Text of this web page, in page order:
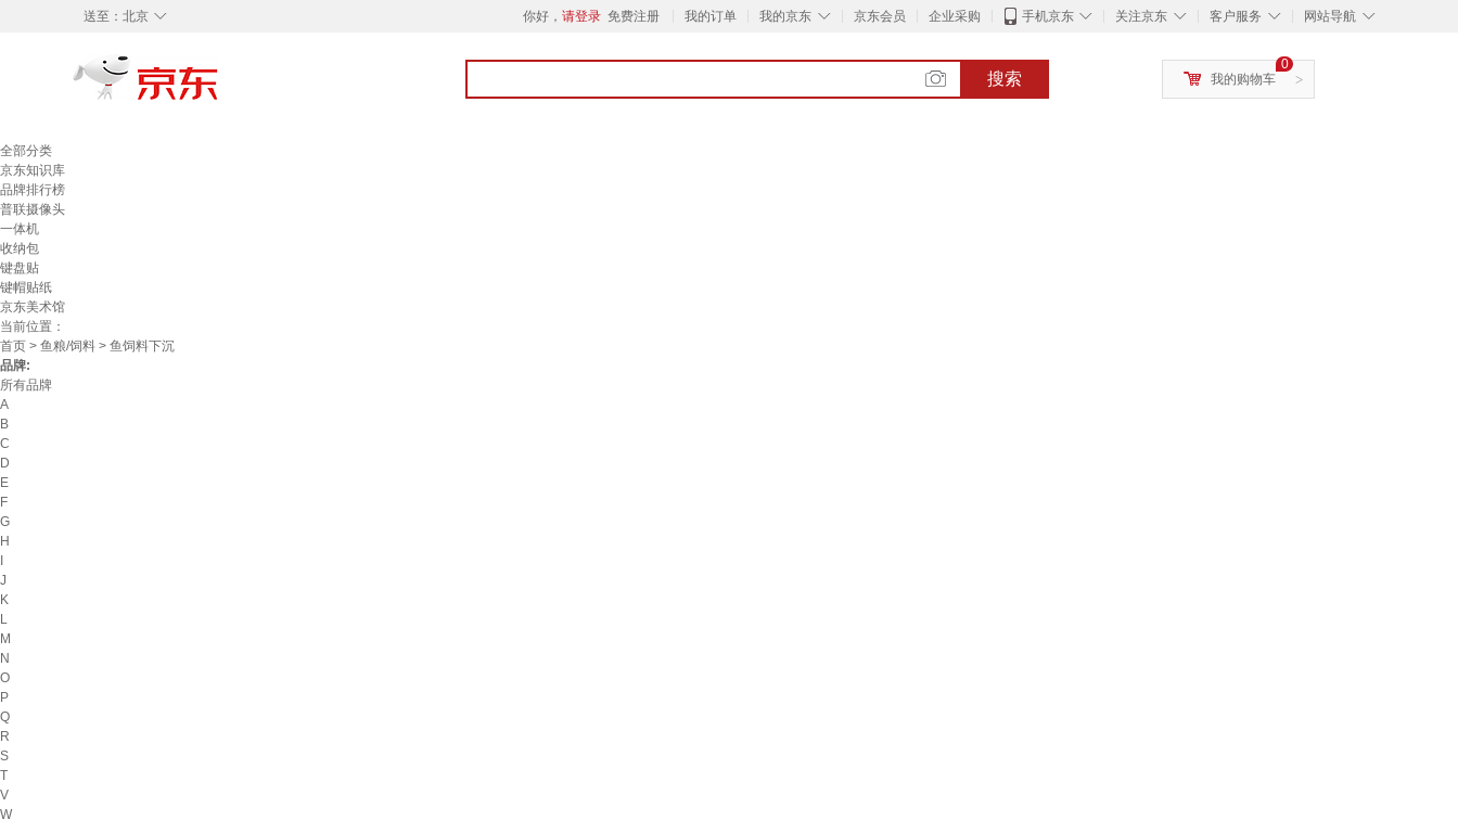
◇
送至： 北京 你好， 请登录 免费注册 我的订单 ◇
我的京东 京东会员 企业采购 ◇
手机京东 ◇
关注京东 ◇
客户服务 ◇
网站导航
搜索 >
0
我的购物车
全部分类
京东知识库
品牌排行榜
普联摄像头
一体机
收纳包
键盘贴
键帽贴纸
京东美术馆
当前位置：
首页 > 鱼粮/饲料 > 鱼饲料下沉
品牌:
所有品牌
A
B
C
D
E
F
G
H
J
K
L
M
N
O
P
Q
R
S
T
V
W